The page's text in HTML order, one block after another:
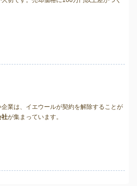
業は、イエウールが契約を解除することが
社が集まっています。